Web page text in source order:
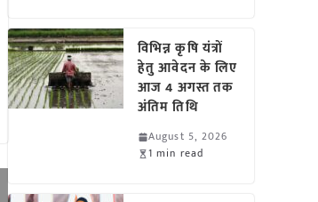
विभिन्न कृषि यंत्रों
हेतु आवेदन के लिए
आज 4 अगस्त तक
अंतिम तिथि
August 5, 2026
1 min read